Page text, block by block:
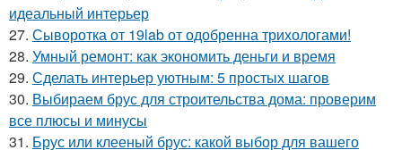
идеальный интерьер
27. Сыворотка от 19lab от одобренна трихологами!
28. Умный ремонт: как экономить деньги и время
29. Сделать интерьер уютным: 5 простых шагов
30. Выбираем брус для строительства дома: проверим
все плюсы и минусы
31. Брус или клееный брус: какой выбор для вашего